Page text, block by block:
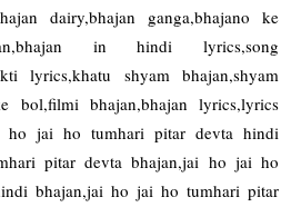
dairy,bhajan ganga,bhajano ke
in hindi lyrics,song
lyrics,khatu shyam bhajan,shyam
bol,filmi bhajan,bhajan lyrics,lyrics
ho jai ho tumhari pitar devta hindi
pitar devta bhajan,jai ho jai ho
bhajan,jai ho jai ho tumhari pitar